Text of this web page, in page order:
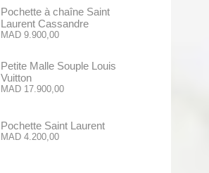
Pochette à chaîne Saint
Laurent Cassandre
MAD9.900,00
Petite Malle Souple Louis
Vuitton
MAD17.900,00
Pochette Saint Laurent
MAD4.200,00